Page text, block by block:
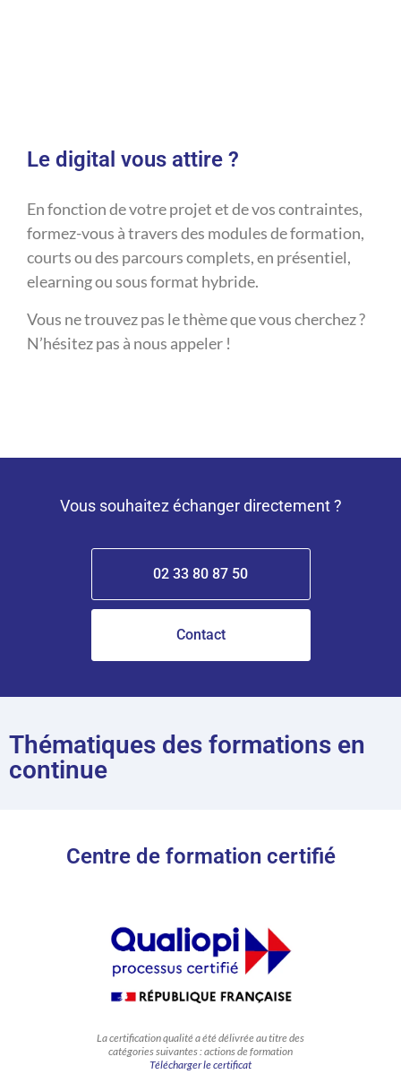
Le digital vous attire ?
En fonction de votre projet et de vos contraintes,
formez-vous à travers des modules de formation,
courts ou des parcours complets, en présentiel,
elearning ou sous format hybride.
Vous ne trouvez pas le thème que vous cherchez ?
N’hésitez pas à nous appeler !
Vous souhaitez échanger directement ?
02 33 80 87 50
Contact
Thématiques des formations en
continue
Centre de formation certifié
La certification qualité a été délivrée au titre des
catégories suivantes : actions de formation
Télécharger le certificat